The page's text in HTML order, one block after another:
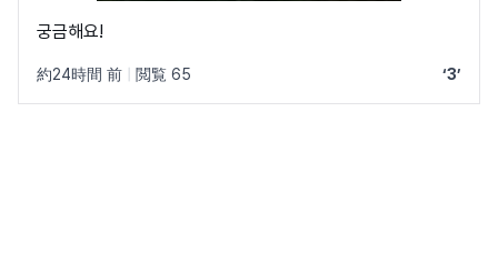
궁금해요!
約24時間 前 閲覧 65 ‘3’